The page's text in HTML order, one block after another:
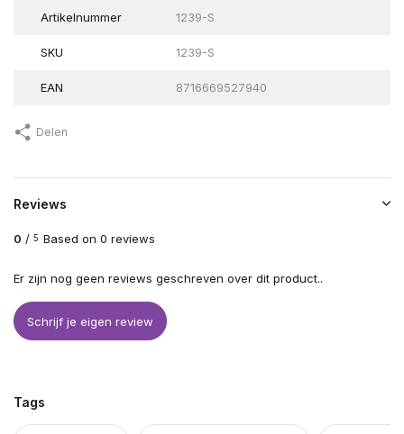
Artikelnummer 1239-S
SKU 1239-S
EAN 8716669527940
Delen
Reviews
0 / 5 Based on 0 reviews
Er zijn nog geen reviews geschreven over dit product..
Schrijf je eigen review
Tags